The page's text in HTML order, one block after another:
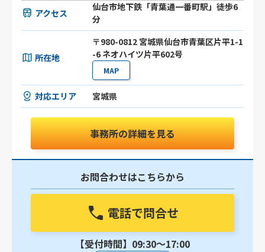
アクセス
仙台市地下鉄「青葉通一番町駅」徒歩6
分
所在地
〒980-0812 宮城県仙台市青葉区片平1-1
-6 ネオハイツ片平602号
MAP
対応エリア 宮城県
事務所の詳細を見る
お問合わせはこちらから
電話で問合せ
【受付時間】09:30〜17:00